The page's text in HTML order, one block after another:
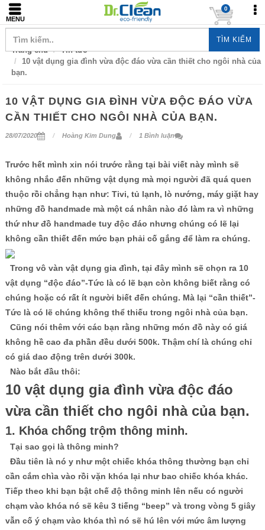
MENU
TÌM KIẾM
0
Trang chủ
Tin tức
10 vật dụng gia đình vừa độc đáo vừa cần thiết cho ngôi nhà của
bạn.
10 VẬT DỤNG GIA ĐÌNH VỪA ĐỘC ĐÁO VỪA
CẦN THIẾT CHO NGÔI NHÀ CỦA BẠN.
28/07/2020 Hoàng Kim Dung 1 Bình luận
Trước hết mình xin nói trước rằng tại bài viết này mình sẽ
không nhắc đến những vật dụng mà mọi người đã quá quen
thuộc rồi chẳng hạn như: Tivi, tủ lạnh, lò nướng, máy giặt hay
những đồ handmade mà một cá nhân nào đó làm ra vì những
thứ như đồ handmade tuy độc đáo nhưng chúng có lẽ lại
không cần thiết đến mức bạn phải cố gắng để làm ra chúng.
Trong vô vàn vật dụng gia đình, tại đây mình sẽ chọn ra 10
vật dụng “độc đáo”-Tức là có lẽ bạn còn không biết rằng có
chúng hoặc có rất ít người biết đến chúng. Mà lại “cần thiết”-
Tức là có lẽ chúng không thể thiếu trong ngôi nhà của bạn.
Cũng nói thêm với các bạn rằng những món đồ này có giá
không hề cao đa phần đều dưới 500k. Thậm chí là chúng chỉ
có giá dao động trên dưới 300k.
Nào bắt đầu thôi:
10 vật dụng gia đình vừa độc đáo
vừa cần thiết cho ngôi nhà của bạn.
1. Khóa chống trộm thông minh.
Tại sao gọi là thông minh?
Đầu tiên là nó y như một chiếc khóa thông thường bạn chỉ
cần cắm chìa vào rồi vặn khóa lại như bao chiếc khóa khác.
Tiếp theo khi bạn bật chế độ thông minh lên nếu có người
chạm vào khóa nó sẽ kêu 3 tiếng “beep” và trong vòng 5 giây
vẫn cố ý chạm vào khóa thì nó sẽ hú lên với mức âm lượng